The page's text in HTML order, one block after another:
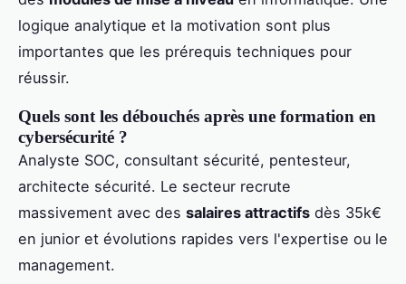
logique analytique et la motivation sont plus
importantes que les prérequis techniques pour
réussir.
Quels sont les débouchés après une formation en
cybersécurité ?
Analyste SOC, consultant sécurité, pentesteur,
architecte sécurité. Le secteur recrute
massivement avec des salaires attractifs dès 35k€
en junior et évolutions rapides vers l'expertise ou le
management.